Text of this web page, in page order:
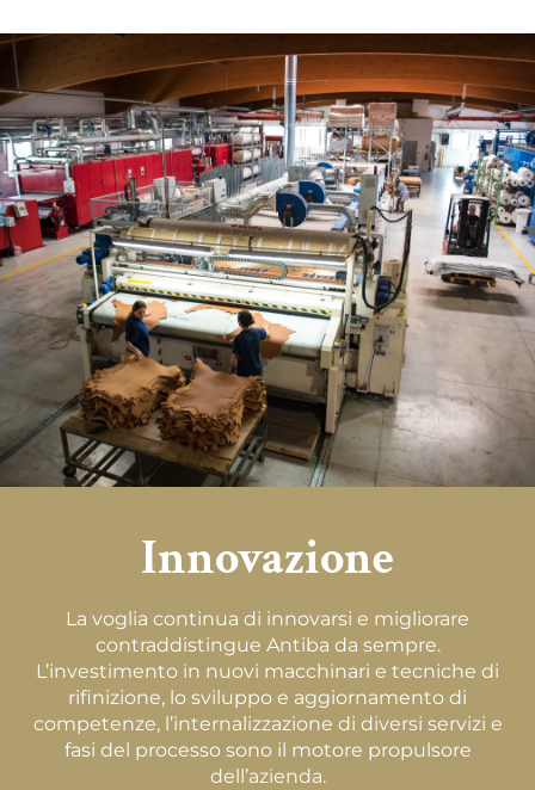
Innovazione
La voglia continua di innovarsi e migliorare
contraddistingue Antiba da sempre.
L’investimento in nuovi macchinari e tecniche di
rifinizione, lo sviluppo e aggiornamento di
competenze, l’internalizzazione di diversi servizi e
fasi del processo sono il motore propulsore
dell’azienda.